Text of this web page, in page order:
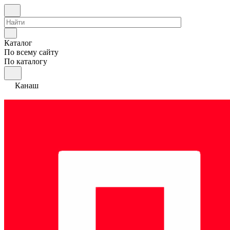
Каталог
По всему сайту
По каталогу
Канаш